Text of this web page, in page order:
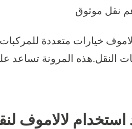
نقل موثوق
خيارات متعددة
النقل.هذه المرونة تساعد
استخدام لالاموف